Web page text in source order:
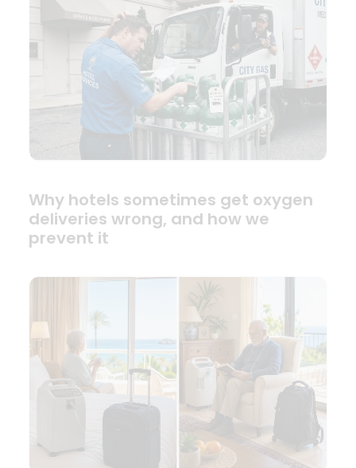
Why hotels sometimes get oxygen
deliveries wrong, and how we
prevent it